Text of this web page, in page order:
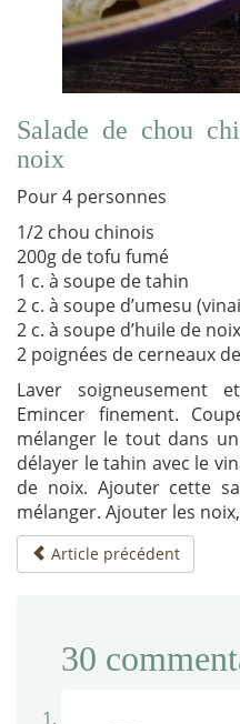
Salade de chou
noix
Pour 4 personnes
1/2 chou chinois
200g de tofu fumé
1 c. à soupe de tahin
2 c. à soupe d’umesu
2 c. à soupe d’huile de noix
2 poignées de cerneaux
Laver soigneusement
Emincer finement.
mélanger le tout dans
délayer le tahin avec le
de noix. Ajouter cette
mélanger. Ajouter les
Article précédent
30